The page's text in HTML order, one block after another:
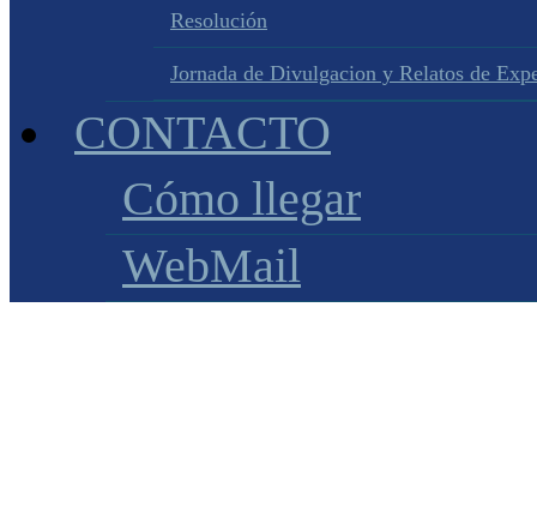
Resolución
Jornada de Divulgacion y Relatos de
CONTACTO
Cómo llegar
WebMail